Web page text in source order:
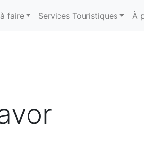
faire Services Touristiques À